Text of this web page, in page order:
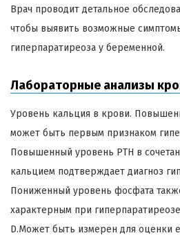
Врач проводит детальное
чтобы выявить возможные
гиперпаратиреоза у беременной.
Лабораторные анализы
Уровень кальция в крови.
может быть первым признаком
Повышенный уровень PTH в
кальцием подтверждает диагноз
Пониженный уровень фосфата
характерным при
D.Может быть измерен для оценки